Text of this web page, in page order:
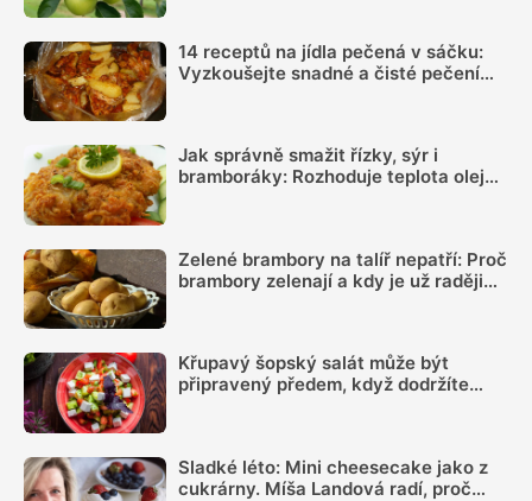
14 receptů na jídla pečená v sáčku:
Vyzkoušejte snadné a čisté pečení
Jak správně smažit řízky, sýr i
bramboráky: Rozhoduje teplota oleje,
Zelené brambory na talíř nepatří: Proč
brambory zelenají a kdy je už raději
Křupavý šopský salát může být
připravený předem, když dodržíte
Sladké léto: Mini cheesecake jako z
cukrárny. Míša Landová radí, proč